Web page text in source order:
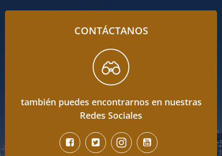
CONTÁCTANOS
también puedes encontrarnos en nuestras
Redes Sociales